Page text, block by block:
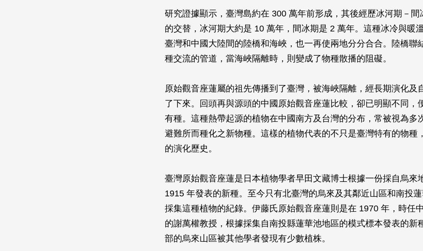
研究證據顯示，臺灣島約在 300 萬年前形成，其後經歷冰河期－間
的交替，冰河期大約是 10 萬年，間冰期是 2 萬年。這種冰冷與暖
臺灣和中國大陸間的陸橋和海峽，也一再使兩地分分合合。陸橋聯
種交流的管道，當海峽隔離時，則變成了物種散播的阻礙。
原始觀音座蓮屬的祖先傳播到了臺灣，被海峽隔離，經長期演化及
了下來。回頭再與源頭的中國原始觀音座蓮比較，卻已明顯不同，
有種。這種熱帶起源的植物在中國南方及台灣的分布，常被視為多
避難所而種化之新物種。這樣的植物代表的不只是臺灣特有的物種
的演化歷史。
臺灣原始觀音座蓮是日本植物學者早田文藏博士根據一份採自烏來
1915 年發表的新種。至今只有北臺灣的烏來及其鄰近山區和南投
採集這種植物的紀錄。伊藤氏原始觀音座蓮則是在 1970 年，時任
的謝萬權教授，根據採集自南投縣蓮華池地區的模式標本發表的新
部的烏來山區被其他學者發現有少數植株。